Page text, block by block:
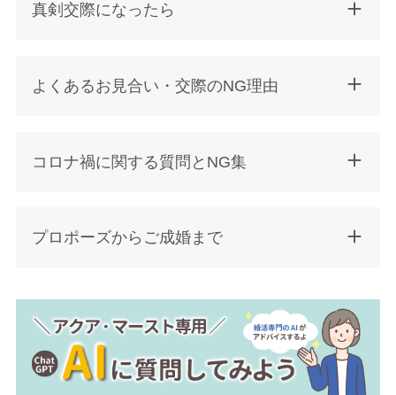
真剣交際になったら
よくあるお見合い・交際のNG理由
コロナ禍に関する質問とNG集
プロポーズからご成婚まで